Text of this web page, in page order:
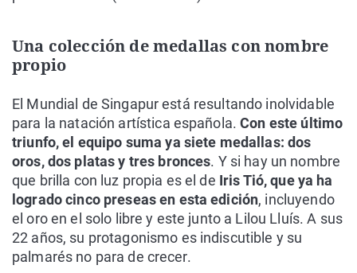
Una colección de medallas con nombre
propio
El Mundial de Singapur está resultando inolvidable
para la natación artística española.Con este último
triunfo, el equipo suma ya siete medallas: dos
oros, dos platas y tres bronces. Y si hay un nombre
que brilla con luz propia es el de Iris Tió, que ya ha
logrado cinco preseas en esta edición, incluyendo
el oro en el solo libre y este junto a Lilou Lluís. A sus
22 años, su protagonismo es indiscutible y su
palmarés no para de crecer.